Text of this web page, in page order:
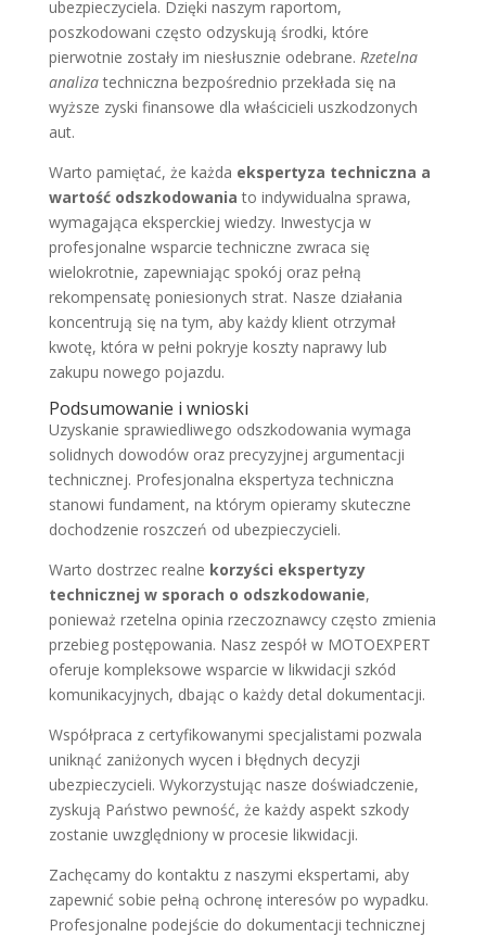
ubezpieczyciela. Dzięki naszym raportom,
poszkodowani często odzyskują środki, które
pierwotnie zostały im niesłusznie odebrane. Rzetelna
analizatechniczna bezpośrednio przekłada się na
wyższe zyski finansowe dla właścicieli uszkodzonych
aut.
Warto pamiętać, że każda ekspertyza techniczna a
wartość odszkodowania to indywidualna sprawa,
wymagająca eksperckiej wiedzy. Inwestycja w
profesjonalne wsparcie techniczne zwraca się
wielokrotnie, zapewniając spokój oraz pełną
rekompensatę poniesionych strat. Nasze działania
koncentrują się na tym, aby każdy klient otrzymał
kwotę, która w pełni pokryje koszty naprawy lub
zakupu nowego pojazdu.
Podsumowanie i wnioski
Uzyskanie sprawiedliwego odszkodowania wymaga
solidnych dowodów oraz precyzyjnej argumentacji
technicznej. Profesjonalna ekspertyza techniczna
stanowi fundament, na którym opieramy skuteczne
dochodzenie roszczeń od ubezpieczycieli.
Warto dostrzec realne korzyści ekspertyzy
technicznej w sporach o odszkodowanie,
ponieważ rzetelna opinia rzeczoznawcy często zmienia
przebieg postępowania. Nasz zespół w MOTOEXPERT
oferuje kompleksowe wsparcie w likwidacji szkód
komunikacyjnych, dbając o każdy detal dokumentacji.
Współpraca z certyfikowanymi specjalistami pozwala
uniknąć zaniżonych wycen i błędnych decyzji
ubezpieczycieli. Wykorzystując nasze doświadczenie,
zyskują Państwo pewność, że każdy aspekt szkody
zostanie uwzględniony w procesie likwidacji.
Zachęcamy do kontaktu z naszymi ekspertami, aby
zapewnić sobie pełną ochronę interesów po wypadku.
Profesjonalne podejście do dokumentacji technicznej